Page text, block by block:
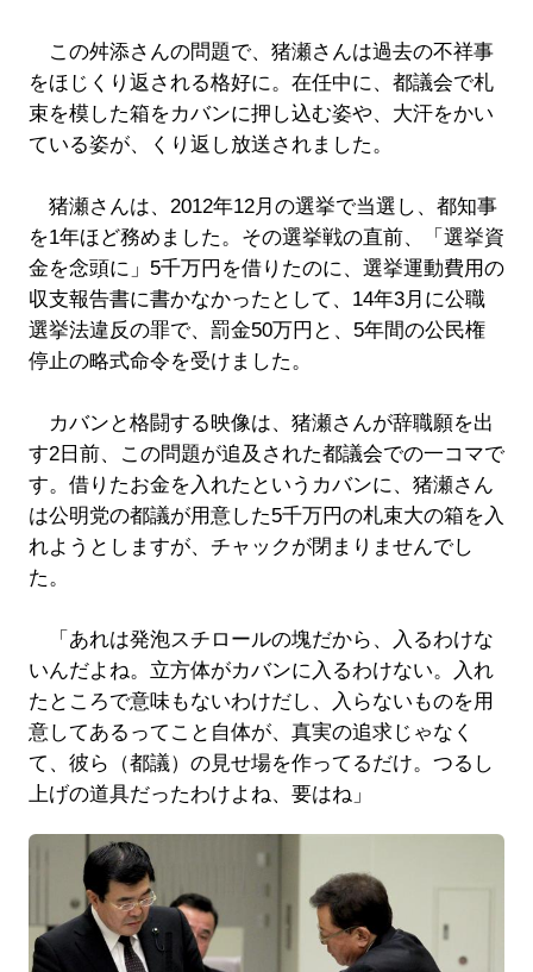
この舛添さんの問題で、猪瀬さんは過去の不祥事
をほじくり返される格好に。在任中に、都議会で札
束を模した箱をカバンに押し込む姿や、大汗をかい
ている姿が、くり返し放送されました。
猪瀬さんは、2012年12月の選挙で当選し、都知事
を1年ほど務めました。その選挙戦の直前、「選挙資
金を念頭に」5千万円を借りたのに、選挙運動費用の
収支報告書に書かなかったとして、14年3月に公職
選挙法違反の罪で、罰金50万円と、5年間の公民権
停止の略式命令を受けました。
カバンと格闘する映像は、猪瀬さんが辞職願を出
す2日前、この問題が追及された都議会での一コマで
す。借りたお金を入れたというカバンに、猪瀬さん
は公明党の都議が用意した5千万円の札束大の箱を入
れようとしますが、チャックが閉まりませんでし
た。
「あれは発泡スチロールの塊だから、入るわけな
いんだよね。立方体がカバンに入るわけない。入れ
たところで意味もないわけだし、入らないものを用
意してあるってこと自体が、真実の追求じゃなく
て、彼ら（都議）の見せ場を作ってるだけ。つるし
上げの道具だったわけよね、要はね」